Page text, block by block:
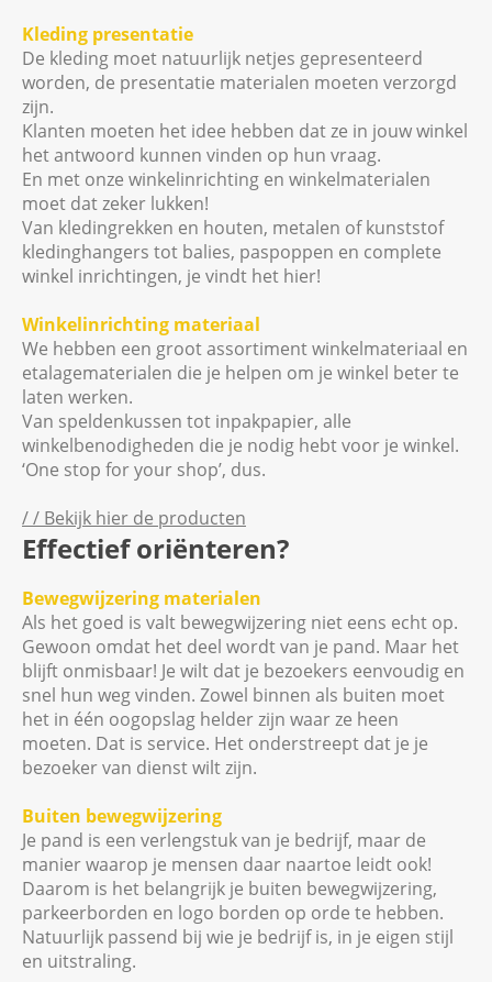
Kleding presentatie
De kleding moet natuurlijk netjes gepresenteerd
worden, de presentatie materialen moeten verzorgd
zijn.
Klanten moeten het idee hebben dat ze in jouw winkel
het antwoord kunnen vinden op hun vraag.
En met onze winkelinrichting en winkelmaterialen
moet dat zeker lukken!
Van kledingrekken en houten, metalen of kunststof
kledinghangers tot balies, paspoppen en complete
winkel inrichtingen, je vindt het hier!
Winkelinrichting materiaal
We hebben een groot assortiment winkelmateriaal en
etalagematerialen die je helpen om je winkel beter te
laten werken.
Van speldenkussen tot inpakpapier, alle
winkelbenodigheden die je nodig hebt voor je winkel.
‘One stop for your shop’, dus.
/ / Bekijk hier de producten
Effectief oriënteren?
Bewegwijzering materialen
Als het goed is valt bewegwijzering niet eens echt op.
Gewoon omdat het deel wordt van je pand. Maar het
blijft onmisbaar! Je wilt dat je bezoekers eenvoudig en
snel hun weg vinden. Zowel binnen als buiten moet
het in één oogopslag helder zijn waar ze heen
moeten. Dat is service. Het onderstreept dat je je
bezoeker van dienst wilt zijn.
Buiten bewegwijzering
Je pand is een verlengstuk van je bedrijf, maar de
manier waarop je mensen daar naartoe leidt ook!
Daarom is het belangrijk je buiten bewegwijzering,
parkeerborden en logo borden op orde te hebben.
Natuurlijk passend bij wie je bedrijf is, in je eigen stijl
en uitstraling.